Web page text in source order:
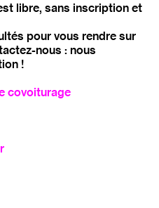
libre, sans inscription et
pour vous rendre sur
nous : nous
!
covoiturage